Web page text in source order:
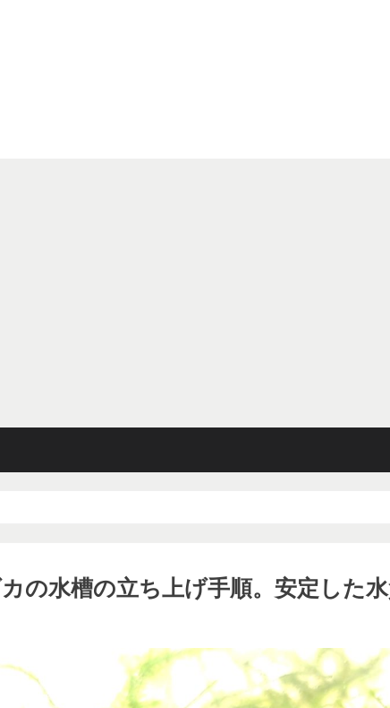
の水槽の立ち上げ手順。安定した